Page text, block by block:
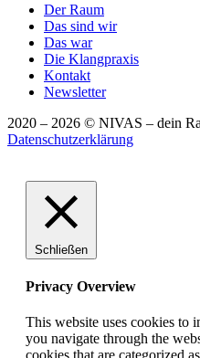
Der Raum
Das sind wir
Das war
Die Klangpraxis
Kontakt
Newsletter
2020 – 2026 © NIVAS – dein
Datenschutzerklärung
Schließen
Privacy Overview
This website uses cookies to
you navigate through the